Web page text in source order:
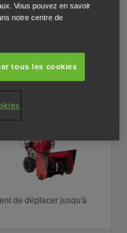
les spécifications.
de déplacer jusqu'à
Vous pouvez en savoir
notre centre de
tous les cookies